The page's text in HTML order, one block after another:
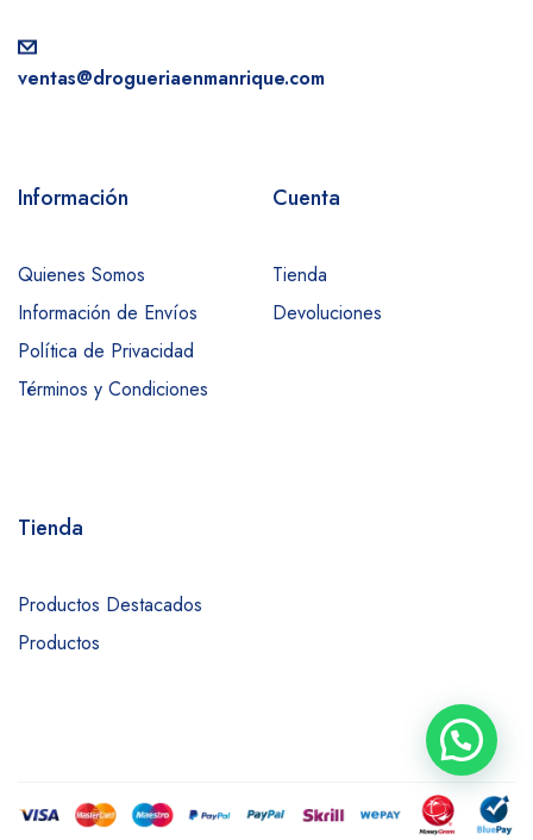
ventas@drogueriaenmanrique.com
Información
Quienes Somos
Información de Envíos
Política de Privacidad
Términos y Condiciones
Cuenta
Tienda
Devoluciones
Tienda
Productos Destacados
Productos